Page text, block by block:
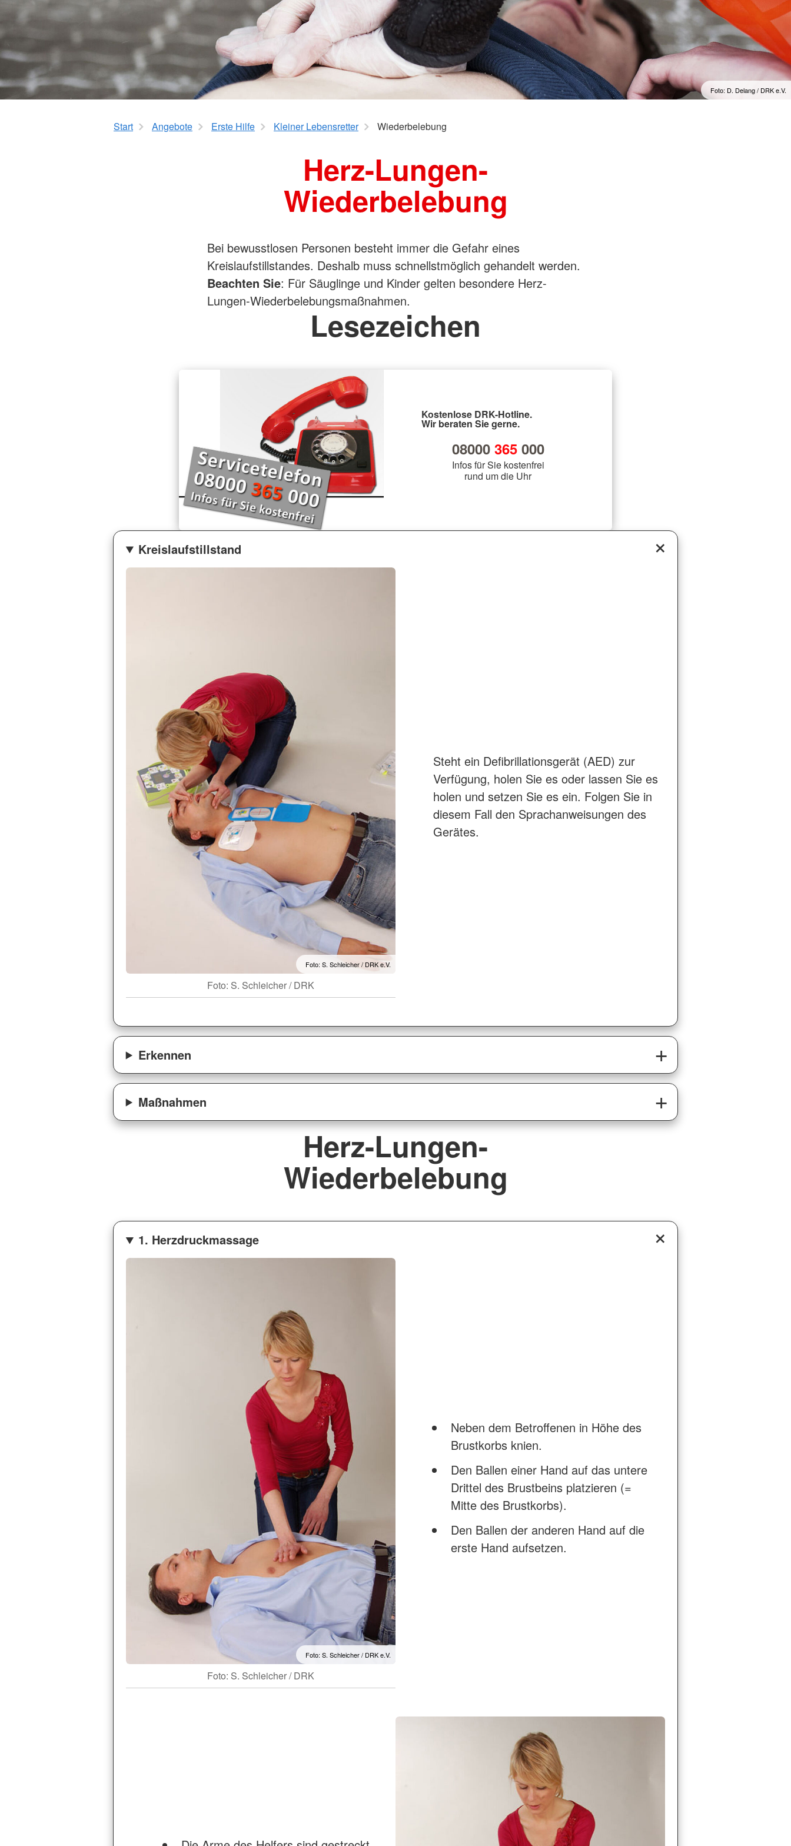
Kleiderkammer
Dippoldiswalder Tafel
Kleidercontainer
Rettungsdienst
Gemeinschaften
Bergwacht
Krisenintervention
Veranstaltungsabsicherung
Bergwacht Geising
Bergwacht Hermsdorf
Jugendrotkreuz
JRK
Foto: D. Delang / DRK e.V.
Start Angebote Erste Hilfe Kleiner Lebensretter Wiederbelebung
Herz-Lungen-
Wiederbelebung
Bei bewusstlosen Personen besteht immer die Gefahr eines
Kreislaufstillstandes. Deshalb muss schnellstmöglich gehandelt werden.
Beachten Sie: Für Säuglinge und Kinder gelten besondere Herz-
Lungen-Wiederbelebungsmaßnahmen.
Lesezeichen
Kostenlose DRK-Hotline.
Wir beraten Sie gerne.
08000 365000
Infos für Sie kostenfrei
rund um die Uhr
Kreislaufstillstand
Foto: S. Schleicher / DRK e.V.
Foto: S. Schleicher / DRK
Steht ein Defibrillationsgerät (AED) zur
Verfügung, holen Sie es oder lassen Sie es
holen und setzen Sie es ein. Folgen Sie in
diesem Fall den Sprachanweisungen des
Gerätes.
Erkennen
Maßnahmen
Herz-Lungen-
Wiederbelebung
1. Herzdruckmassage
Foto: S. Schleicher / DRK e.V.
Foto: S. Schleicher / DRK
Neben dem Betroffenen in Höhe des
Brustkorbs knien.
Den Ballen einer Hand auf das untere
Drittel des Brustbeins platzieren (=
Mitte des Brustkorbs).
Den Ballen der anderen Hand auf die
erste Hand aufsetzen.